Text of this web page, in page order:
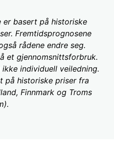
er basert på historiske
Fremtidsprognosene
rådene endre seg.
et gjennomsnittsforbruk.
individuell veiledning.
på historiske priser fra
Finnmark og Troms